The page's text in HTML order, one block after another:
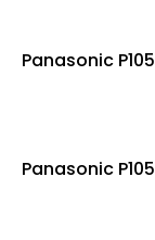
Panasonic P105
Panasonic P105